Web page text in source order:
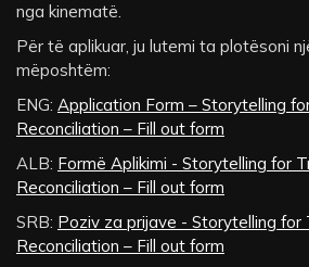
nga kinematë.
Për të aplikuar, ju lutemi ta plotësoni
mëposhtëm:
ENG: Application Form – Storytelling
Reconciliation – Fill out form
ALB: Formë Aplikimi - Storytelling for
Reconciliation – Fill out form
SRB: Poziv za prijave - Storytelling for
Reconciliation – Fill out form